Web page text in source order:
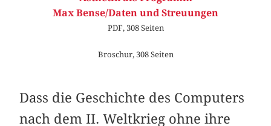
Max Bense/Daten und Streuungen
PDF, 308 Seiten
Broschur, 308 Seiten
Dass die Geschichte des Computers
nach dem II. Weltkrieg ohne ihre